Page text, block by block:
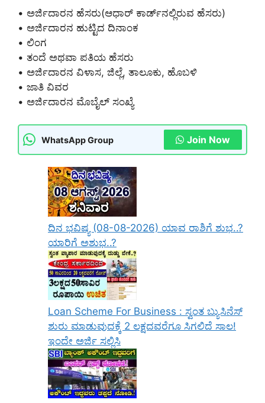
• ಅರ್ಜಿದಾರನ ಹೆಸರು(ಆಧಾರ್ ಕಾರ್ಡ್‌ನಲ್ಲಿರುವ ಹೆಸರು)
• ಅರ್ಜಿದಾರನ ಹುಟ್ಟಿದ ದಿನಾಂಕ
• ಲಿಂಗ
• ತಂದೆ ಅಥವಾ ಪತಿಯ ಹೆಸರು
• ಅರ್ಜಿದಾರನ ವಿಳಾಸ, ಜಿಲ್ಲೆ, ತಾಲೂಕು, ಹೊಬಳಿ
• ಜಾತಿ ವಿವರ
• ಅರ್ಜಿದಾರನ ಮೊಬೈಲ್ ಸಂಖ್ಯೆ
WhatsApp Group Join Now
ದಿನ ಭವಿಷ್ಯ (08-08-2026) ಯಾವ ರಾಶಿಗೆ ಶುಭ..?
ಯಾರಿಗೆ ಅಶುಭ..?
Loan Scheme For Business : ಸ್ವಂತ ಬ್ಯುಸಿನೆಸ್
ಶುರು ಮಾಡುವುದಕ್ಕೆ 2 ಲಕ್ಷದವರೆಗೂ ಸಿಗಲಿದೆ ಸಾಲ!
ಇಂದೇ ಅರ್ಜಿ ಸಲ್ಲಿಸಿ